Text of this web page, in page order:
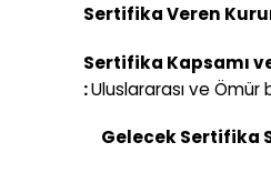
Sertifika Veren
Sertifika Kapsamı
:Uluslararası ve Ömür
Gelecek Sertifika